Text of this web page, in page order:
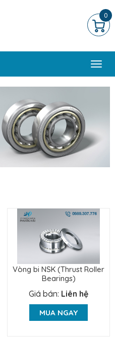
0
Vòng bi NSK (Thrust Roller
Bearings)
Giá bán: Liên hệ
MUA NGAY